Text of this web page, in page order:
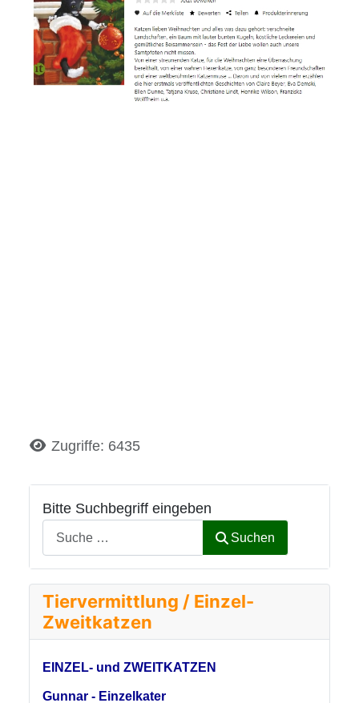
Bitte Suchbegriff eingeben
Suchen
Tiervermittlung / Einzel-
Zweitkatzen
EINZEL- und ZWEITKATZEN
Gunnar - Einzelkater
DetailsZugriffe: 6435